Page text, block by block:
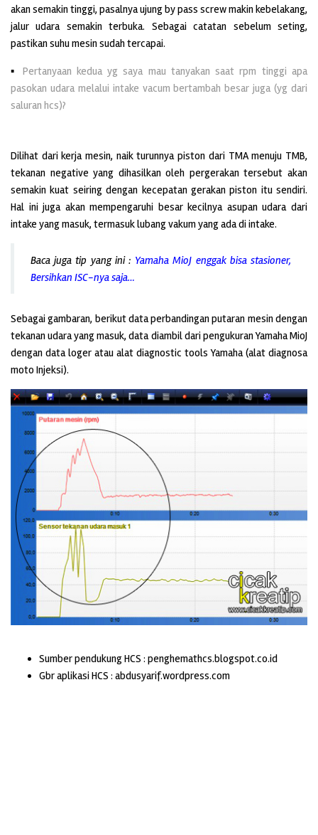
akan semakin tinggi, pasalnya ujung by pass screw makin kebelakang,
jalur udara semakin terbuka. Sebagai catatan sebelum seting,
pastikan suhu mesin sudah tercapai.
▪
Pertanyaan kedua yg saya mau tanyakan saat rpm tinggi apa
pasokan udara melalui intake vacum bertambah besar juga (yg dari
saluran hcs)?
Dilihat dari kerja mesin, naik turunnya piston dari TMA menuju TMB,
tekanan negative yang dihasilkan oleh pergerakan tersebut akan
semakin kuat seiring dengan kecepatan gerakan piston itu sendiri.
Hal ini juga akan mempengaruhi besar kecilnya asupan udara dari
intake yang masuk, termasuk lubang vakum yang ada di intake.
Baca juga tip yang ini : Yamaha MioJ enggak bisa stasioner,
Bersihkan ISC-nya saja…
Sebagai gambaran, berikut data perbandingan putaran mesin dengan
tekanan udara yang masuk, data diambil dari pengukuran Yamaha MioJ
dengan data loger atau alat diagnostic tools Yamaha (alat diagnosa
moto Injeksi).
Sumber pendukung HCS : penghemathcs.blogspot.co.id
Gbr aplikasi HCS : abdusyarif.wordpress.com